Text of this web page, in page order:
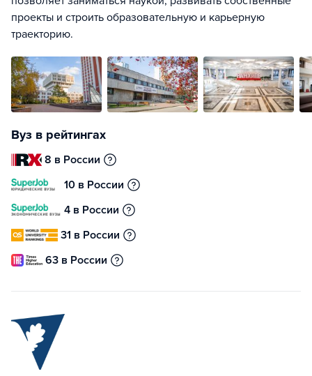
проекты и строить образовательную и карьерную
траекторию.
Вуз в рейтингах
8 в России
10 в России
4 в России
31 в России
63 в России